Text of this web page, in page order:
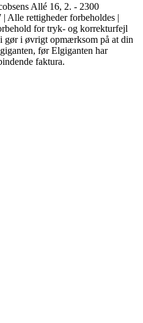
Allé 16, 2. - 2300
Alle rettigheder forbeholdes |
for tryk- og korrekturfejl
gør i øvrigt opmærksom på at din
før Elgiganten har
faktura.